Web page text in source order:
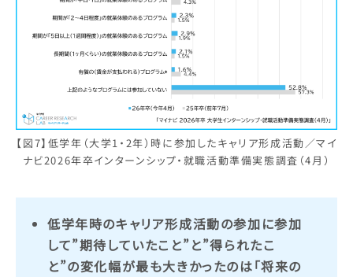
【図7】低学年（大学1・2年）時に参加したキャリア形成活動／マイ
ナビ2026年卒インターンシップ・就職活動準備実態調査（4月）
低学年時のキャリア形成活動の参加に参加
して”期待していたこと”と”得られたこ
と”の変化幅が最も大きかったのは「将来の